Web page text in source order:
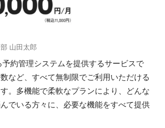
山田太郎
約管理システムを提供するサービスで
など、すべて無制限でご利用いただける
。多機能で柔軟なプランにより、どんな
でいる方々に、必要な機能をすべて提供